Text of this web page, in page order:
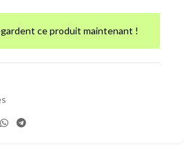
ce produit maintenant !